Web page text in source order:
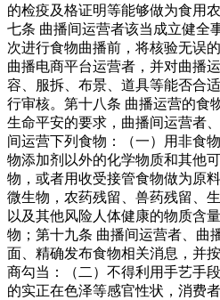
的检疫及格证明等能够做为食用
七条 曲播间运营者该当成立健全
次进行食物曲播前，将核验无误
曲播电商平台运营者，并对曲播
容、服拆、布景、道具等能否合
行审核。第十八条 曲播运营的食
生命平安的要求，曲播间运营者
间运营下列食物：（一）用非食
物添加剂以外的化学物质和其他
物，或者用收受接管食物做为原
微生物，农药残留、兽药残留、
以及其他风险人体健康的物质含
物；第十九条 曲播间运营者、曲
面、精确发布食物相关消息，并
商勾当：（二）不得利用手艺手
的实正在色泽等感官性状，消费